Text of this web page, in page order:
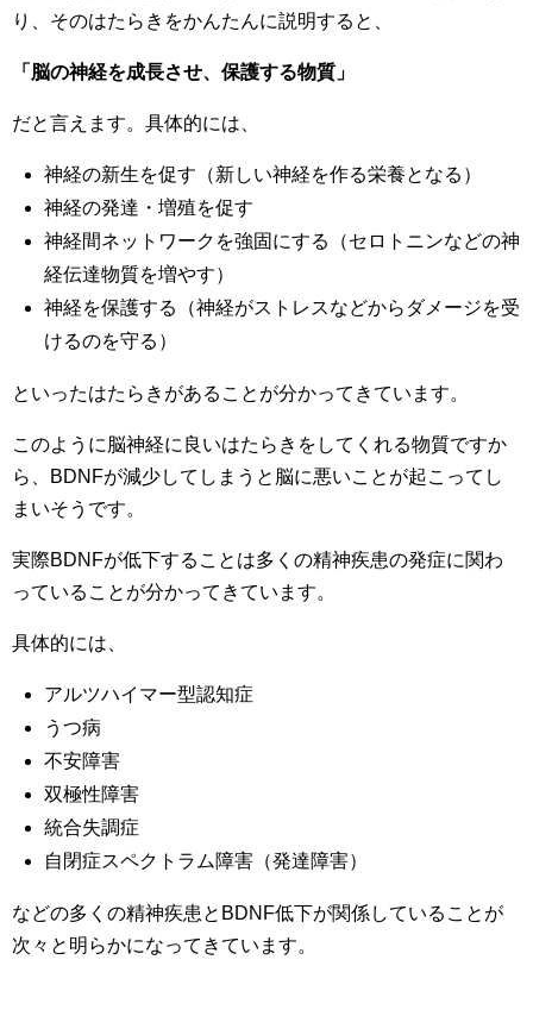
り、そのはたらきをかんたんに説明すると、
「脳の神経を成長させ、保護する物質」
だと言えます。具体的には、
神経の新生を促す（新しい神経を作る栄養となる）
神経の発達・増殖を促す
神経間ネットワークを強固にする（セロトニンなどの神
経伝達物質を増やす）
神経を保護する（神経がストレスなどからダメージを受
けるのを守る）
といったはたらきがあることが分かってきています。
このように脳神経に良いはたらきをしてくれる物質ですか
ら、BDNFが減少してしまうと脳に悪いことが起こってし
まいそうです。
実際BDNFが低下することは多くの精神疾患の発症に関わ
っていることが分かってきています。
具体的には、
アルツハイマー型認知症
うつ病
不安障害
双極性障害
統合失調症
自閉症スペクトラム障害（発達障害）
などの多くの精神疾患とBDNF低下が関係していることが
次々と明らかになってきています。